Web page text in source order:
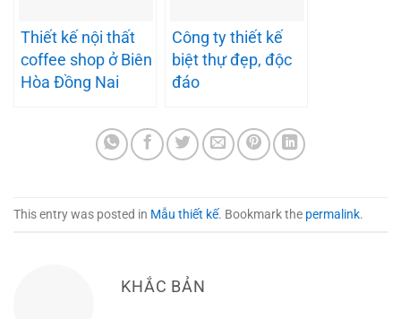
Thiết kế nội thất
coffee shop ở Biên
Hòa Đồng Nai
Công ty thiết kế
biệt thự đẹp, độc
đáo
This entry was posted in Mẫu thiết kế. Bookmark the permalink.
KHẮC BẢN